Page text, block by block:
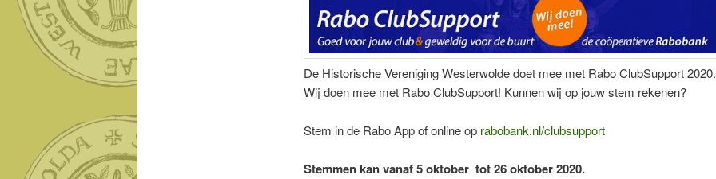
De Historische Vereniging Westerwolde doet mee met Rabo ClubSupport 2020.
Wij doen mee met Rabo ClubSupport! Kunnen wij op jouw stem rekenen?
Stem in de Rabo App of online op rabobank.nl/clubsupport
Stemmen kan vanaf 5 oktober tot 26 oktober 2020.